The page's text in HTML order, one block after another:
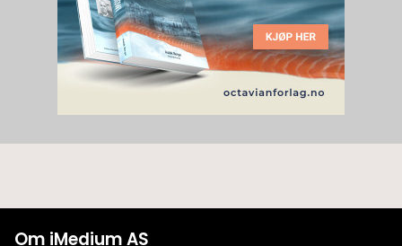
Om iMedium AS